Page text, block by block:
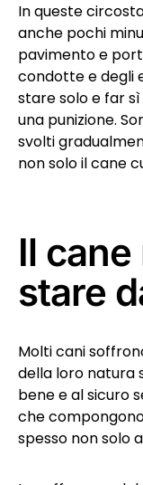
In queste
anche pochi
pavimento e
condotte e degli
stare solo e far
una punizione.
svolti
non solo il cane
Il
stare
Molti cani
della loro natura
bene e al sicuro
che
spesso non solo